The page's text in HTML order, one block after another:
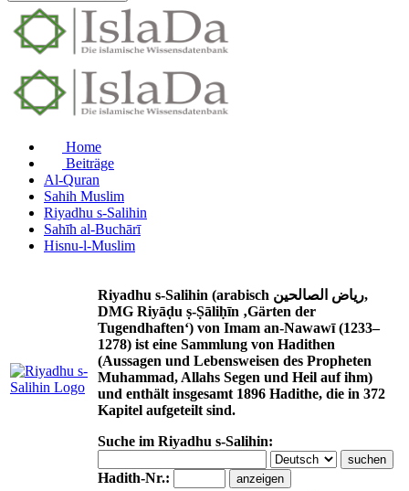
Home
Beiträge
Al-Quran
Sahih Muslim
Riyadhu s-Salihin
Sahīh al-Buchārī
Hisnu-l-Muslim
Riyadhu s-Salihin (arabisch رياض الصالحين,
DMG Riyāḍu ṣ-Ṣāliḥīn ‚Gärten der
Tugendhaften‘) von Imam an-Nawawī (1233–
1278) ist eine Sammlung von Hadithen
(Aussagen und Lebensweisen des Propheten
Muhammad, Allahs Segen und Heil auf ihm)
und enthält insgesamt 1896 Hadithe, die in 372
Kapitel aufgeteilt sind.
Suche im Riyadhu s-Salihin:
Hadith-Nr.: